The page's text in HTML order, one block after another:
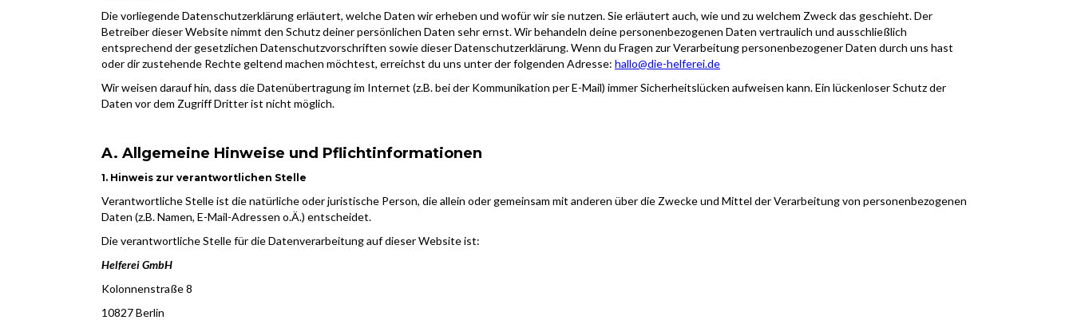
Die vorliegende Datenschutzerklärung erläutert, welche Daten wir erheben und wofür wir sie nutzen. Sie erläutert auch, wie und zu welchem Zweck das geschieht. Der
Betreiber dieser Website nimmt den Schutz deiner persönlichen Daten sehr ernst. Wir behandeln deine personenbezogenen Daten vertraulich und ausschließlich
entsprechend der gesetzlichen Datenschutzvorschriften sowie dieser Datenschutzerklärung. Wenn du Fragen zur Verarbeitung personenbezogener Daten durch uns hast
oder dir zustehende Rechte geltend machen möchtest, erreichst du uns unter der folgenden Adresse: hallo@die-helferei.de
Wir weisen darauf hin, dass die Datenübertragung im Internet (z.B. bei der Kommunikation per E-Mail) immer Sicherheitslücken aufweisen kann. Ein lückenloser Schutz der
Daten vor dem Zugriff Dritter ist nicht möglich.
A. Allgemeine Hinweise und Pflichtinformationen
1. Hinweis zur verantwortlichen Stelle
Verantwortliche Stelle ist die natürliche oder juristische Person, die allein oder gemeinsam mit anderen über die Zwecke und Mittel der Verarbeitung von personenbezogenen
Daten (z.B. Namen, E-Mail-Adressen o.Ä.) entscheidet.
Die verantwortliche Stelle für die Datenverarbeitung auf dieser Website ist:
Helferei GmbH
Kolonnenstraße 8
10827 Berlin